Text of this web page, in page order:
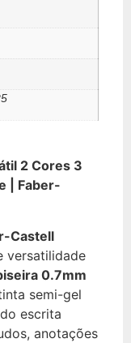
2 Cores 3
| Faber-
Castell
versatilidade
0.7mm
semi-gel
escrita
anotações